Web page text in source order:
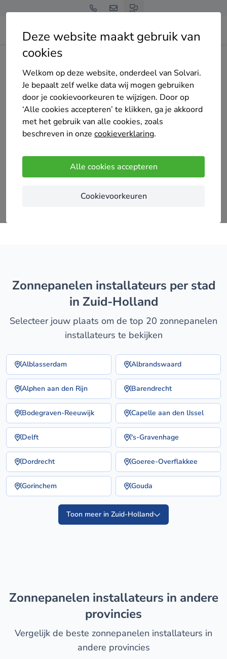
Deze website maakt gebruik van
cookies
Welkom op deze website, onderdeel van Solvari.
Je bepaalt zelf welke data wij mogen gebruiken
door je cookievoorkeuren te wijzigen. Door op
‘Alle cookies accepteren’ te klikken, ga je akkoord
met het gebruik van alle cookies, zoals
beschreven in onze cookieverklaring.
Alle cookies accepteren
Cookievoorkeuren
Home Zonnepanelen
Tot 4 offertes op maat
zonnepanelen
installateurs in Zuid-
Holland
Vergelijk offertes
zonnepanelen installateurs per stad
in Zuid-Holland
Selecteer jouw plaats om de top 20 zonnepanelen
installateurs te bekijken
Alblasserdam Albrandswaard
Alphen aan den Rijn Barendrecht
Bodegraven-Reeuwijk Capelle aan den IJssel
Delft 's-Gravenhage
Dordrecht Goeree-Overflakkee
Gorinchem Gouda
Toon meer in Zuid-Holland
zonnepanelen installateurs in andere
provincies
Vergelijk de beste zonnepanelen installateurs in
andere provincies